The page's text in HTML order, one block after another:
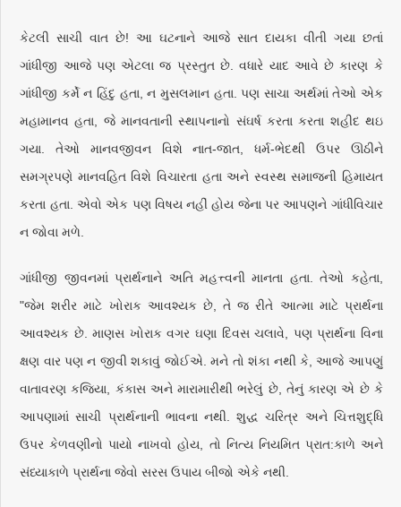
કેટલી સાચી વાત છે! આ ઘટનાને આજે સાત દાયકા વીતી ગયા છતાં
ગાંધીજી આજે પણ એટલા જ પ્રસ્તુત છે. વધારે યાદ આવે છે કારણ કે
ગાંધીજી કર્મે ન હિંદુ હતા, ન મુસલમાન હતા. પણ સાચા અર્થમાં તેઓ એક
મહામાનવ હતા, જે માનવતાની સ્થાપનાનો સંઘર્ષ કરતા કરતા શહીદ થઇ
ગયા. તેઓ માનવજીવન વિશે નાત-જાત, ધર્મ-ભેદથી ઉપર ઊઠીને
સમગ્રપણે માનવહિત વિશે વિચારતા હતા અને સ્વસ્થ સમાજની હિમાયત
કરતા હતા. એવો એક પણ વિષય નહીં હોય જેના પર આપણને ગાંધીવિચાર
ન જોવા મળે.
ગાંધીજી જીવનમાં પ્રાર્થનાને અતિ મહત્ત્વની માનતા હતા. તેઓ કહેતા,
"જેમ શરીર માટે ખોરાક આવશ્યક છે, તે જ રીતે આત્મા માટે પ્રાર્થના
આવશ્યક છે. માણસ ખોરાક વગર ઘણા દિવસ ચલાવે, પણ પ્રાર્થના વિના
ક્ષણ વાર પણ ન જીવી શકાવું જોઈએ. મને તો શંકા નથી કે, આજે આપણું
વાતાવરણ કજિયા, કંકાસ અને મારામારીથી ભરેલું છે, તેનું કારણ એ છે કે
આપણામાં સાચી પ્રાર્થનાની ભાવના નથી. શુદ્ધ ચરિત્ર અને ચિત્તશુદ્ધિ
ઉપર કેળવણીનો પાયો નાખવો હોય, તો નિત્ય નિયમિત પ્રાત:કાળે અને
સંધ્યાકાળે પ્રાર્થના જેવો સરસ ઉપાય બીજો એકે નથી.